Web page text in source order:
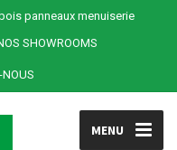
panneaux menuiserie
SHOWROOMS
NOUS
MENU